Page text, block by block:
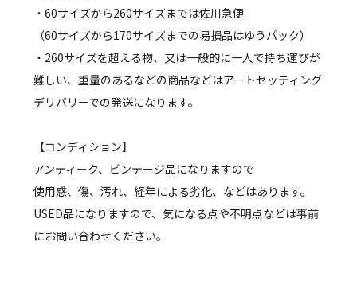
・60サイズから260サイズまでは佐川急便
（60サイズから170サイズまでの易損品はゆうパック）
・260サイズを超える物、又は一般的に一人で持ち運びが
難しい、重量のあるなどの商品などはアートセッティング
デリバリーでの発送になります。
【コンディション】
アンティーク、ビンテージ品になりますので
使用感、傷、汚れ、経年による劣化、などはあります。
USED品になりますので、気になる点や不明点などは事前
にお問い合わせください。